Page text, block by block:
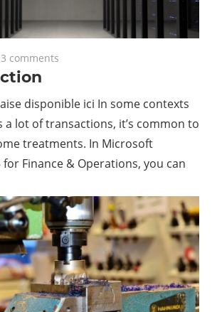
3 comments
disponible ici In some contexts
a lot of transactions, it’s common to
treatments. In Microsoft
for Finance & Operations, you can